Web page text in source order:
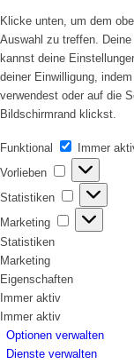
Klicke unten, um dem
Auswahl zu treffen.
kannst deine
deiner Einwilligung,
verwendest oder auf die
Bildschirmrand klickst.
Funktional Funktional
Immer
Vorlieben
Vorlieben
Statistiken Statistiken
Marketing
Marketing
Statistiken
Marketing
Eigenschaften
Immer aktiv
Immer aktiv
Optionen verwalten
Dienste verwalten